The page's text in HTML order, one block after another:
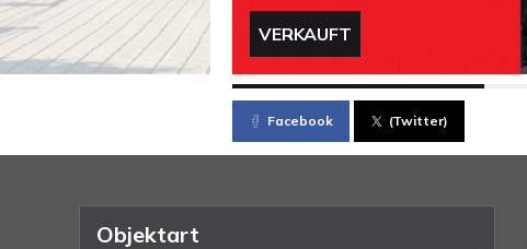
VERKAUFT
Facebook (Twitter)
Objektart